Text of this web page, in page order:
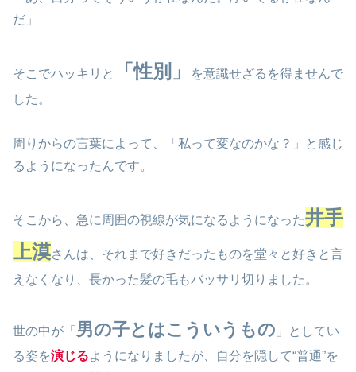
だ」
そこでハッキリと 「性別」
を意識せざるを得ませんで
した。
周りからの言葉によって、「私って変なのかな？」と感じ
るようになったんです。
そこから、急に周囲の視線が気になるようになった井手
上漠さんは、それまで好きだったものを堂々と好きと言
えなくなり、長かった髪の毛もバッサリ切りました。
世の中が「 男の子とはこういうもの 」としてい
る姿を演じるようになりましたが、自分を隠して“普通”を